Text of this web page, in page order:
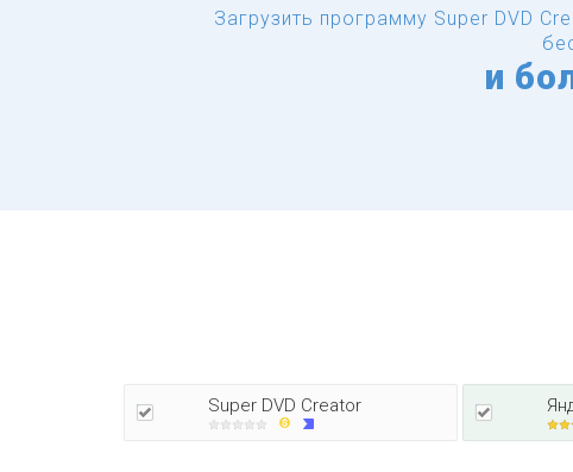
Загрузить программу Super DVD
и
Super DVD Creator